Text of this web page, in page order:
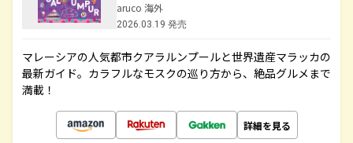
aruco 海外
2026.03.19 発売
マレーシアの人気都市クアラルンプールと世界遺産マラッカの
最新ガイド。カラフルなモスクの巡り方から、絶品グルメまで
満載！
詳細を見る